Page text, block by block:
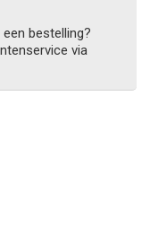
bestelling?
via